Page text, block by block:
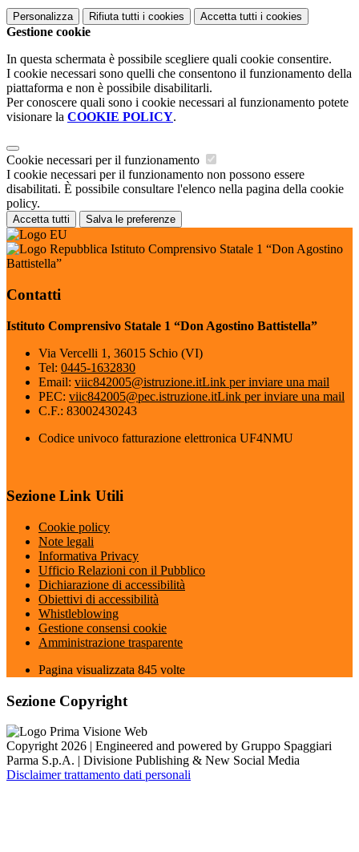
Personalizza Rifiuta tutti i cookies Accetta tutti i cookies
Gestione cookie
In questa schermata è possibile scegliere quali cookie consentire.
I cookie necessari sono quelli che consentono il funzionamento della
piattaforma e non è possibile disabilitarli.
Per conoscere quali sono i cookie necessari al funzionamento potete
visionare la COOKIE POLICY.
Cookie necessari per il funzionamento
I cookie necessari per il funzionamento non possono essere
disabilitati. È possibile consultare l'elenco nella pagina della cookie
policy.
Accetta tutti Salva le preferenze
Istituto Comprensivo Statale 1 “Don Agostino
Battistella”
Contatti
Istituto Comprensivo Statale 1 “Don Agostino Battistella”
Via Vercelli 1, 36015 Schio (VI)
Tel: 0445-1632830
Email: viic842005@istruzione.itLink per inviare una mail
PEC: viic842005@pec.istruzione.itLink per inviare una mail
C.F.: 83002430243
Codice univoco fatturazione elettronica UF4NMU
Sezione Link Utili
Cookie policy
Note legali
Informativa Privacy
Ufficio Relazioni con il Pubblico
Dichiarazione di accessibilità
Obiettivi di accessibilità
Whistleblowing
Gestione consensi cookie
Amministrazione trasparente
Pagina visualizzata 845 volte
Sezione Copyright
Copyright 2026 | Engineered and powered by Gruppo Spaggiari
Parma S.p.A. | Divisione Publishing & New Social Media
Disclaimer trattamento dati personali